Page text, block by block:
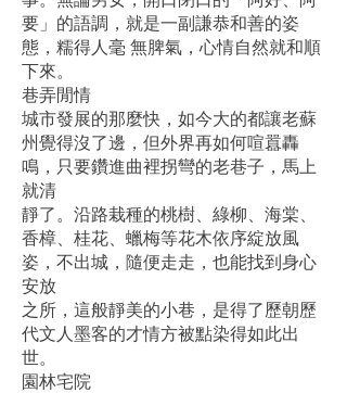
要」的語調，就是一副謙恭和善的姿
態，糯得人毫 無脾氣，心情自然就和順
下來。
巷弄閒情
城市發展的那麼快，如今大的都讓老蘇
州覺得沒了邊，但外界再如何喧囂轟
鳴，只要鑽進曲裡拐彎的老巷子，馬上
就清
靜了。沿路栽種的桃樹、綠柳、海棠、
香樟、桂花、蠟梅等花木依序綻放風
姿，不出城，隨便走走，也能找到身心
安放
之所，這般靜美的小巷，是得了歷朝歷
代文人墨客的才情方被點染得如此出
世。
園林宅院